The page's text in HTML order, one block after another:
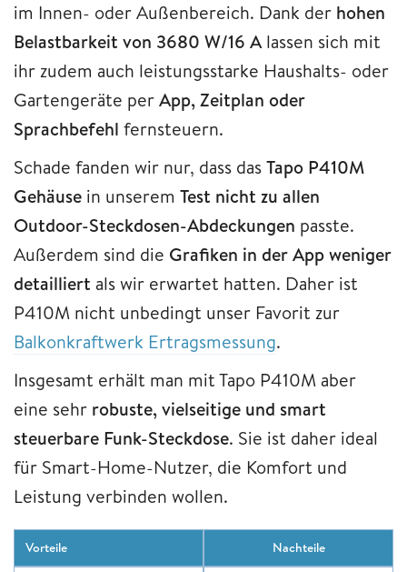
im Innen- oder Außenbereich. Dank der hohen
Belastbarkeit von 3680 W/16 Alassen sich mit
ihr zudem auch leistungsstarke Haushalts- oder
Gartengeräte perApp, Zeitplan oder
Sprachbefehl fernsteuern.
Schade fanden wir nur, dass dasTapo P410M
Gehäuse in unserem Test nicht zu allen
Outdoor-Steckdosen-Abdeckungen passte.
Außerdem sind die Grafiken in der App weniger
detailliert als wir erwartet hatten. Daher ist
P410M nicht unbedingt unser Favorit zur
Balkonkraftwerk Ertragsmessung.
Insgesamt erhält man mit Tapo P410M aber
eine sehr robuste, vielseitige und smart
steuerbare Funk-Steckdose. Sie ist daher ideal
für Smart-Home-Nutzer, die Komfort und
Leistung verbinden wollen.
Vorteile Nachteile